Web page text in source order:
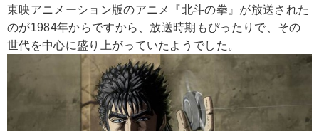
東映アニメーション版のアニメ『北斗の拳』が放送された
のが1984年からですから、放送時期もぴったりで、その
世代を中心に盛り上がっていたようでした。